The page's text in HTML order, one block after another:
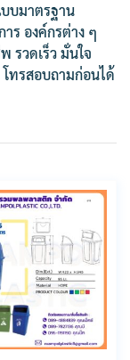
บมาตรฐาน
ร องค์กรต่าง ๆ
รวดเร็ว มั่นใจ
ทรสอบถามก่อนได้